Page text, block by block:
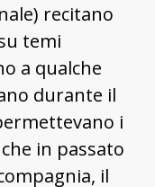
recitano
temi
a qualche
durante il
i
in passato
il